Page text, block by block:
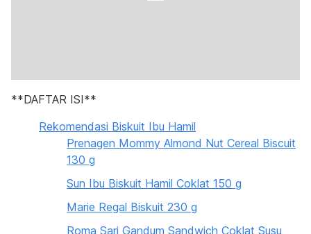
**DAFTAR ISI**
Rekomendasi Biskuit Ibu Hamil
Prenagen Mommy Almond Nut Cereal Biscuit
130 g
Sun Ibu Biskuit Hamil Coklat 150 g
Marie Regal Biskuit 230 g
Roma Sari Gandum Sandwich Coklat Susu